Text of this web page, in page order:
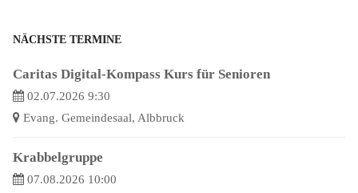
NÄCHSTE TERMINE
Caritas Digital-Kompass Kurs für Senioren
02.07.2026 9:30
Evang. Gemeindesaal, Albbruck
Krabbelgruppe
07.08.2026 10:00